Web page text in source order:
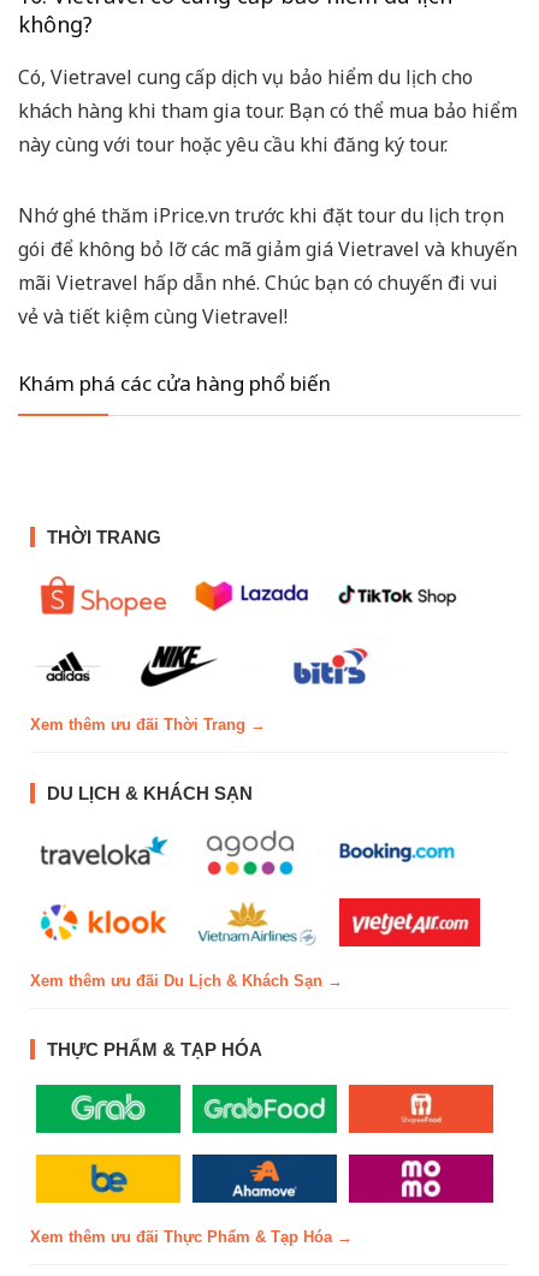
không?
Có, Vietravel cung cấp dịch vụ bảo hiểm du lịch cho
khách hàng khi tham gia tour. Bạn có thể mua bảo hiểm
này cùng với tour hoặc yêu cầu khi đăng ký tour.
Nhớ ghé thăm iPrice.vn trước khi đặt tour du lịch trọn
gói để không bỏ lỡ các mã giảm giá Vietravel và khuyến
mãi Vietravel hấp dẫn nhé. Chúc bạn có chuyến đi vui
vẻ và tiết kiệm cùng Vietravel!
Khám phá các cửa hàng phổ biến
THỜI TRANG
Xem thêm ưu đãi Thời Trang →
DU LỊCH & KHÁCH SẠN
Xem thêm ưu đãi Du Lịch & Khách Sạn →
THỰC PHẨM & TẠP HÓA
Xem thêm ưu đãi Thực Phẩm & Tạp Hóa →